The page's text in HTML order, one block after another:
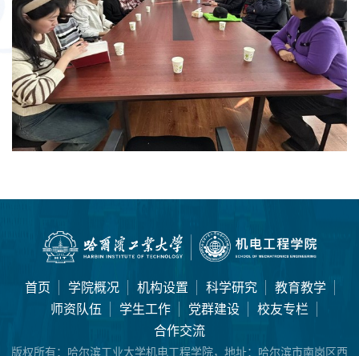
首页 学院概况 机构设置 科学研究
教育教学
师资队伍
学生工作 党群建设
校友专栏
合作交流
版权所有： 哈尔滨工业大学机电工程学院，地址：哈尔滨市南岗区西